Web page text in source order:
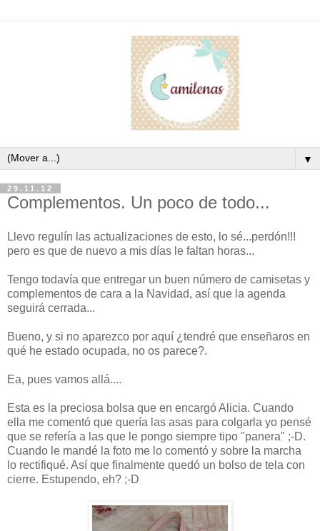
▼
29.11.12
Complementos. Un poco de todo...
Llevo regulín las actualizaciones de esto, lo sé...perdón!!!
pero es que de nuevo a mis días le faltan horas...
Tengo todavía que entregar un buen número de camisetas y
complementos de cara a la Navidad, así que la agenda
seguirá cerrada...
Bueno, y si no aparezco por aquí ¿tendré que enseñaros en
qué he estado ocupada, no os parece?.
Ea, pues vamos allá....
Esta es la preciosa bolsa que en encargó Alicia. Cuando
ella me comentó que quería las asas para colgarla yo pensé
que se refería a las que le pongo siempre tipo "panera" ;-D.
Cuando le mandé la foto me lo comentó y sobre la marcha
lo rectifiqué. Así que finalmente quedó un bolso de tela con
cierre. Estupendo, eh? ;-D